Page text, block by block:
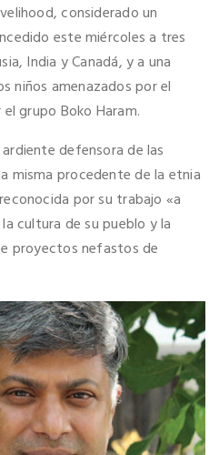
considerado un
este miércoles a tres
India y Canadá, y a una
niños amenazados por el
grupo Boko Haram.
defensora de las
misma procedente de la etnia
por su trabajo «a
cultura de su pueblo y la
proyectos nefastos de